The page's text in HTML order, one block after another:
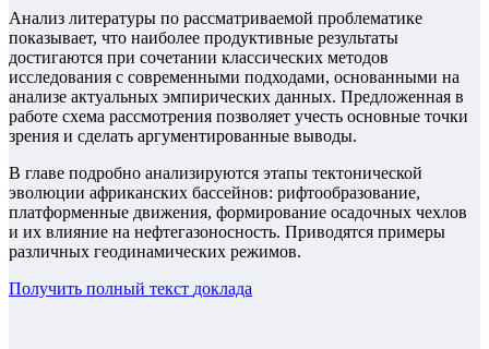
Анализ литературы по рассматриваемой проблематике
показывает, что наиболее продуктивные результаты
достигаются при сочетании классических методов
исследования с современными подходами, основанными на
анализе актуальных эмпирических данных. Предложенная в
работе схема рассмотрения позволяет учесть основные точки
зрения и сделать аргументированные выводы.
В главе подробно анализируются этапы тектонической
эволюции африканских бассейнов: рифтообразование,
платформенные движения, формирование осадочных чехлов
и их влияние на нефтегазоносность. Приводятся примеры
различных геодинамических режимов.
Получить полный текст доклада